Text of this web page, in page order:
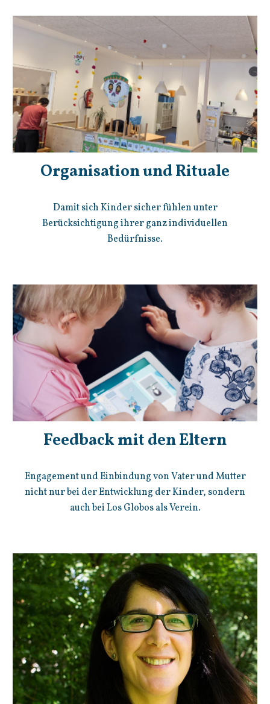
Organisation und Rituale
Damit sich Kinder sicher fühlen unter
Berücksichtigung ihrer ganz individuellen
Bedürfnisse.
Feedback mit den Eltern
Engagement und Einbindung von Vater und Mutter
nicht nur bei der Entwicklung der Kinder, sondern
auch bei Los Globos als Verein.